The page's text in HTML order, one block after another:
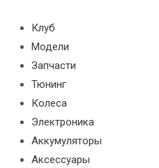
содержимому
Клуб
Модели
Запчасти
Тюнинг
Колеса
Электроника
Аккумуляторы
Аксессуары